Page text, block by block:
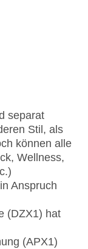
separat
Stil, als
können alle
Wellness,
Anspruch
(DZX1) hat
(APX1)